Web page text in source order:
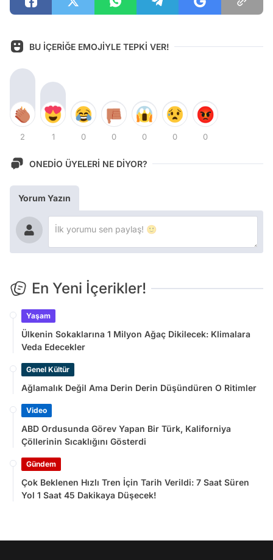
BU İÇERİĞE EMOJİYLE TEPKİ VER!
2 1 0 0 0 0 0
ONEDİO ÜYELERİ NE DİYOR?
Yorum Yazın
En Yeni İçerikler!
Yaşam
Ülkenin Sokaklarına 1 Milyon Ağaç Dikilecek: Klimalara
Veda Edecekler
Genel Kültür
Ağlamalık Değil Ama Derin Derin Düşündüren O Ritimler
Video
ABD Ordusunda Görev Yapan Bir Türk, Kaliforniya
Çöllerinin Sıcaklığını Gösterdi
Gündem
Çok Beklenen Hızlı Tren İçin Tarih Verildi: 7 Saat Süren
Yol 1 Saat 45 Dakikaya Düşecek!